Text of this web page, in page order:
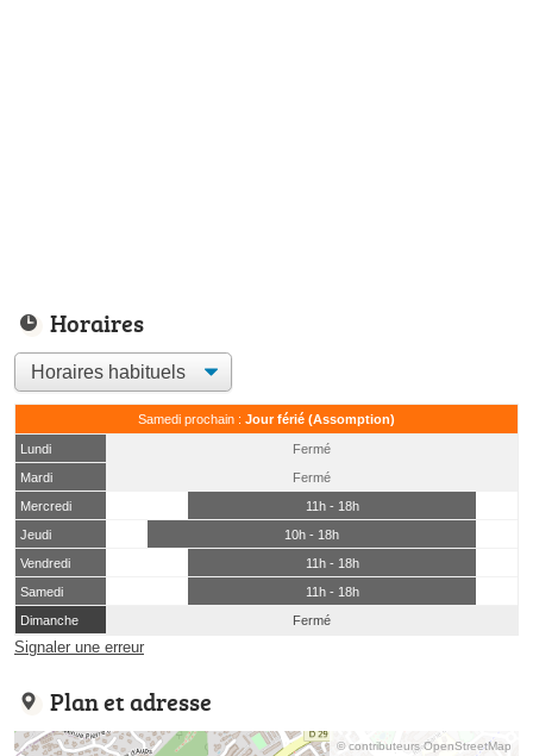
Horaires
Samedi prochain : Jour férié (Assomption)
Lundi
Fermé
Mardi
Fermé
Mercredi
11h - 18h
Jeudi
10h - 18h
Vendredi
11h - 18h
Samedi
11h - 18h
Dimanche
Fermé
Signaler une erreur
Plan et adresse
© contributeurs OpenStreetMap